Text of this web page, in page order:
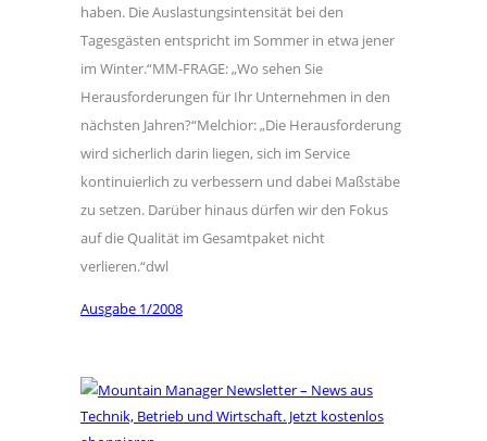
haben. Die Auslastungsintensität bei den
Tagesgästen entspricht im Sommer in etwa jener
im Winter.“MM-FRAGE: „Wo sehen Sie
Herausforderungen für Ihr Unternehmen in den
nächsten Jahren?“Melchior: „Die Herausforderung
wird sicherlich darin liegen, sich im Service
kontinuierlich zu verbessern und dabei Maßstäbe
zu setzen. Darüber hinaus dürfen wir den Fokus
auf die Qualität im Gesamtpaket nicht
verlieren.“dwl
Ausgabe 1/2008